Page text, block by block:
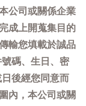
公司或關係企業
成上開蒐集目的
輸您填載於誠品
碼、生日、密
後經您同意而
內，本公司或關